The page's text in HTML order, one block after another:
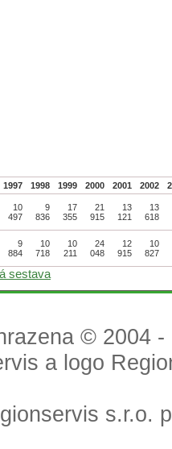
1997 1998 1999 2000 2001 2002
10
497
9
836
17
355
21
915
13
121
13
618
9
884
10
718
10
211
24
048
12
915
10
827
sestava
© 2004
a logo
s.r.o.